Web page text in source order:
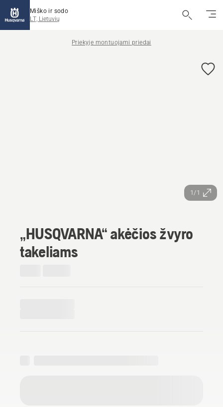
Miško ir sodo
LT, Lietuvių
Priekyje montuojami priedai
1/1
„HUSQVARNA“ akėčios žvyro
takeliams